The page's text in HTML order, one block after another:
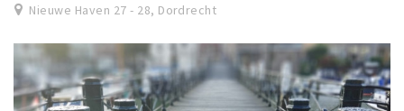
Nieuwe Haven 27 - 28, Dordrecht